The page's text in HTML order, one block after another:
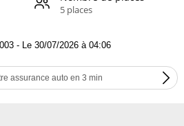
5 places
- Le 30/07/2026 à 04:06
assurance auto en 3 min